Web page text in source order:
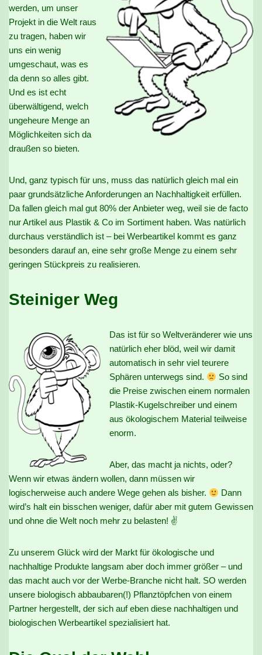
werden, um unser
Projekt in die Welt raus
zu tragen, haben wir
uns ein wenig
umgeschaut, was es
da denn so alles gibt.
Und es ist echt
überwältigend, welch
ungeheure Menge an
Möglichkeiten sich da
draußen so bieten.
Und, ganz typisch für uns, muss das natürlich gleich mal ein
paar grundsätzliche Anforderungen an Nachhaltigkeit erfüllen.
Da fallen gleich mal gut 80% der Anbieter weg, weil sie de facto
nur Artikel aus Plastik & Co im Sortiment haben. Was natürlich
durchaus verständlich ist – bei Werbeartikel kommt es ganz
besonders darauf an, eine sehr große Menge zu einem sehr
geringen Stückpreis zu realisieren.
Steiniger Weg
Das ist für so Weltveränderer wie uns
natürlich eher blöd, weil wir damit
automatisch in sehr viel teurere
Sphären unterwegs sind.
So sind
die Preise zwischen einem normalen
Plastik-Kugelschreiber und einem
aus ökologischem Material teilweise
enorm.
Aber, das macht ja nichts, oder?
Wenn wir etwas ändern wollen, dann müssen wir
logischerweise auch andere Wege gehen als bisher.
Dann
wird’s halt ein bisschen weniger, dafür aber mit gutem Gewissen
und ohne die Welt noch mehr zu belasten! ✌
Zu unserem Glück wird der Markt für ökologische und
nachhaltige Produkte langsam aber doch immer größer – und
das macht auch vor der Werbe-Branche nicht halt. SO werden
unsere biologisch abbaubaren(!) Pflanztöpfchen von einem
Partner hergestellt, der sich auf eben diese nachhaltigen und
biologischen Werbeartikel spezialisiert hat.